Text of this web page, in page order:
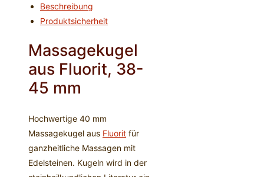
Beschreibung
Produktsicherheit
Massagekugel
aus Fluorit, 38-
45 mm
Hochwertige 40 mm
Massagekugel aus Fluorit für
ganzheitliche Massagen mit
Edelsteinen. Kugeln wird in der